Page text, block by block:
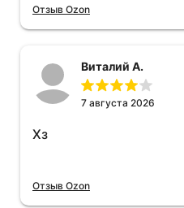
Отзыв Ozon
Виталий А.
7 августа 2026
Хз
Отзыв Ozon